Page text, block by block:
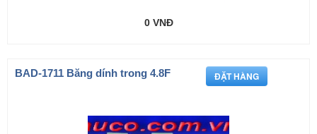
0 VNĐ
BAD-1711 Băng dính trong 4.8F